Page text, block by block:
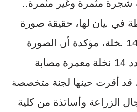
في بيان لها، حقيقة صورة
متداولة عن قطع 14 نخلة، مؤكدة أن الصورة
المتداولة كانت لعدد 14 نخلة معمرة مصابة
قد أقرت حينها لجنة متخصصة
الزراعة وأساتذة من كلية